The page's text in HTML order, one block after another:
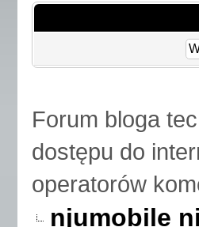
Forum bloga
dostępu do
operatorów
njumobile